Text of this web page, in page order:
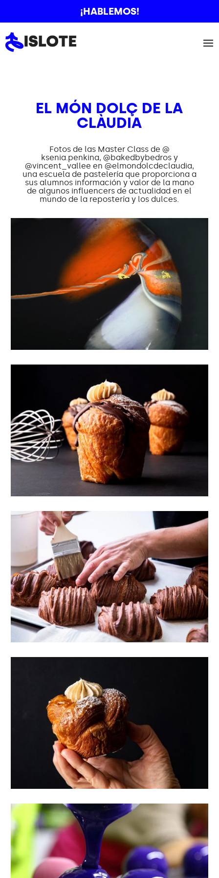
¡HABLEMOS!
EL MÓN DOLÇ DE LA
CLÀUDIA
Fotos de las Master Class de @
ksenia.penkina, @bakedbybedros y
@vincent_vallee en @elmondolcdeclaudia,
una escuela de pastelería que proporciona a
sus alumnos información y valor de la mano
de algunos influencers de actualidad en el
mundo de la repostería y los dulces.